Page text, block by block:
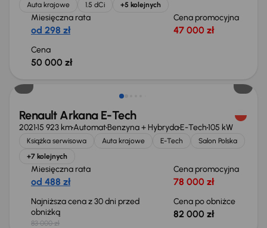
Auta krajowe
1.5 dCi +5 kolejnych
Miesięczna rata
od 298 zł
Cena promocyjna
47 000 zł
Cena
50 000 zł
Taniej o 1 000 zł
Renault Arkana E-Tech
202115 923 kmAutomatBenzyna + HybrydaE-Tech105 kW
Książka serwisowa Auta krajowe E-Tech
Salon Polska
+7 kolejnych
Miesięczna rata
od 488 zł
Cena promocyjna
78 000 zł
Najniższa cena z 30 dni przed
obniżką
83 000 zł
Cena po obniżce
82 000 zł